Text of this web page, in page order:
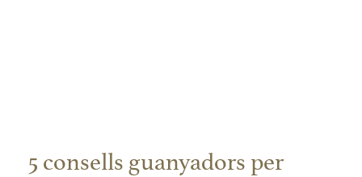
5 consells guanyadors per